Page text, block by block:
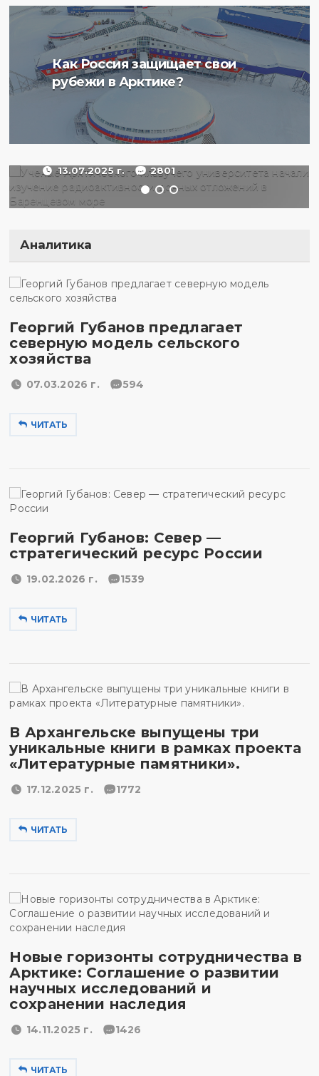
Как Россия защищает свои
рубежи в Арктике?
Ученые Арктического
плавучего университета
радиоактивности донных
отложений в Баренцевом
13.07.2025 г. 2801
Аналитика
Георгий Губанов предлагает
северную модель сельского
хозяйства
07.03.2026 г. 594
ЧИТАТЬ
Георгий Губанов: Север —
стратегический ресурс России
19.02.2026 г. 1539
ЧИТАТЬ
В Архангельске выпущены три
уникальные книги в рамках проекта
«Литературные памятники».
17.12.2025 г. 1772
ЧИТАТЬ
Новые горизонты сотрудничества в
Арктике: Соглашение о развитии
научных исследований и
сохранении наследия
14.11.2025 г. 1426
ЧИТАТЬ